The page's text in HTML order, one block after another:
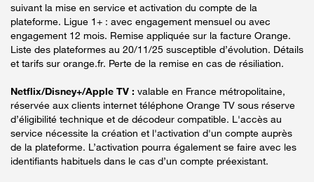
suivant la mise en service et activation du compte de la
plateforme. Ligue 1+ : avec engagement mensuel ou avec
engagement 12 mois. Remise appliquée sur la facture Orange.
Liste des plateformes au 20/11/25 susceptible d’évolution. Détails
et tarifs sur orange.fr. Perte de la remise en cas de résiliation.
Netflix/Disney+/Apple TV : valable en France métropolitaine,
réservée aux clients internet téléphone Orange TV sous réserve
d’éligibilité technique et de décodeur compatible. L'accès au
service nécessite la création et l'activation d'un compte auprès
de la plateforme. L’activation pourra également se faire avec les
identifiants habituels dans le cas d’un compte préexistant.